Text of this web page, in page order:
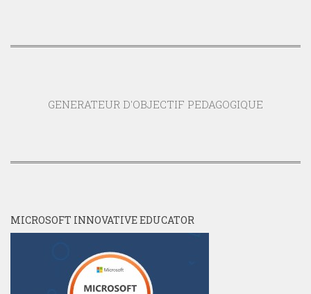
GENERATEUR D'OBJECTIF PEDAGOGIQUE
MICROSOFT INNOVATIVE EDUCATOR